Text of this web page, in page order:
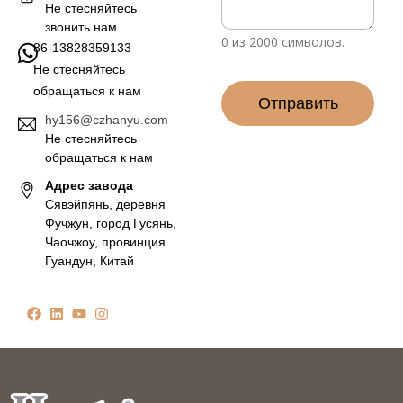
Не стесняйтесь
звонить нам
86-13828359133
Не стесняйтесь
обращаться к нам
hy156@czhanyu.com
Не стесняйтесь
обращаться к нам
Адрес завода
Сявэйпянь, деревня
Фучжун, город Гусянь,
Чаочжоу, провинция
Гуандун, Китай
а
*
0 из 2000 символов.
Отправить